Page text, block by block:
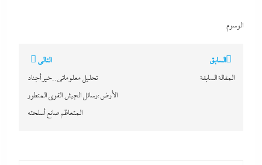
الوسوم
تصفّح
المقالات
السابق
المقالة السابقة
التالي
تحليل معلوماتى..خير أجناد
الأرض:رسائل الجيش القوى المتطور
المتعاظم صانع أسلحته